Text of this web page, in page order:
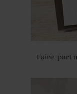
Faire-part